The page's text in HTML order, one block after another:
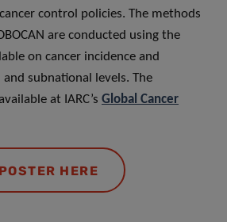
control policies. The methods
are conducted using the
on cancer incidence and
subnational levels. The
at IARC’s Global Cancer
HERE